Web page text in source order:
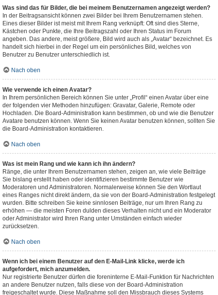
Was sind das für Bilder, die bei meinem Benutzernamen angezeigt werden?
In der Beitragsansicht können zwei Bilder bei Ihrem Benutzernamen stehen.
Eines dieser Bilder ist meist mit Ihrem Rang verknüpft: Oft sind dies Sterne,
Kästchen oder Punkte, die Ihre Beitragszahl oder Ihren Status im Forum
angeben. Das andere, meist größere, Bild wird auch als „Avatar“ bezeichnet. Es
handelt sich hierbei in der Regel um ein persönliches Bild, welches von
Benutzer zu Benutzer unterschiedlich ist.
Nach oben
Wie verwende ich einen Avatar?
In Ihrem persönlichen Bereich können Sie unter „Profil“ einen Avatar über eine
der folgenden vier Methoden hinzufügen: Gravatar, Galerie, Remote oder
Hochladen. Die Board-Administration kann bestimmen, ob und wie die Benutzer
Avatare benutzen können. Wenn Sie keinen Avatar benutzen können, sollten Sie
die Board-Administration kontaktieren.
Nach oben
Was ist mein Rang und wie kann ich ihn ändern?
Ränge, die unter Ihrem Benutzernamen stehen, zeigen an, wie viele Beiträge
Sie bislang erstellt haben oder identifizieren bestimmte Benutzer wie
Moderatoren und Administratoren. Normalerweise können Sie den Wortlaut
eines Ranges nicht direkt ändern, da sie von der Board-Administration festgelegt
wurden. Bitte schreiben Sie keine sinnlosen Beiträge, nur um Ihren Rang zu
erhöhen — die meisten Foren dulden dieses Verhalten nicht und ein Moderator
oder Administrator wird Ihren Rang unter Umständen einfach wieder
zurücksetzen.
Nach oben
Wenn ich bei einem Benutzer auf den E-Mail-Link klicke, werde ich
aufgefordert, mich anzumelden.
Nur registrierte Benutzer dürfen die foreninterne E-Mail-Funktion für Nachrichten
an andere Benutzer nutzen, falls diese von der Board-Administration
freigeschaltet wurde. Diese Maßnahme soll den Missbrauch dieses Systems